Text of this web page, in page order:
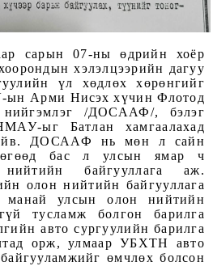
сарын 07-ны өдрийн хоёр
хэлэлцээрийн дагуу
үл хөдлөх хөрөнгийг
ын Арми Нисэх хүчин Флотод
/ДОСААФ/, бэлэг
ыг Батлан хамгаалахад
ДОСААФ нь мөн л сайн
бас л улсын ямар ч
байгууллага аж.
олон нийтийн байгууллага
манай улсын олон нийтийн
тусламж болгон барилга
авто сургуулийн барилга
орж, улмаар УБХТН авто
өмчлөх болсон